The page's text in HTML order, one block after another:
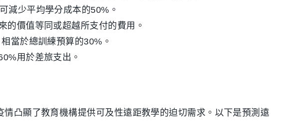
減少平均學分成本的50%。
的價值等同或超越所支付的費用。
當於總訓練預算的30%。
用於差旅支出。
凸顯了教育機構提供可及性遠距教學的迫切需求。以下是預測遠